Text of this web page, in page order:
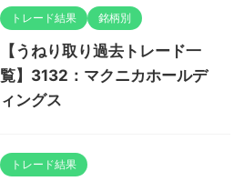
トレード結果 銘柄別
【うねり取り過去トレード一
覧】3132：マクニカホールデ
ィングス
トレード結果